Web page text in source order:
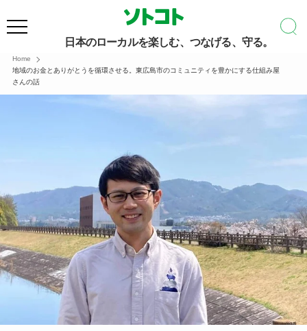
日本のローカルを楽しむ、つなげる、守る。
Home
地域のお金とありがとうを循環させる。東広島市のコミュニティを豊かにする仕組み屋
さんの話